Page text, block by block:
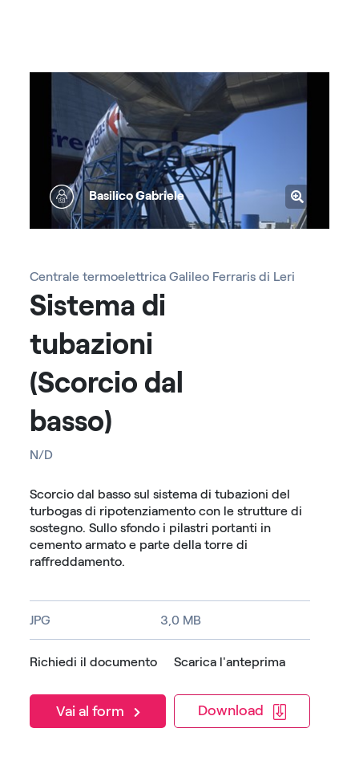
Basilico Gabriele
Centrale termoelettrica Galileo Ferraris di Leri
Sistema di
tubazioni
(Scorcio dal
basso)
N/D
Scorcio dal basso sul sistema di tubazioni del
turbogas di ripotenziamento con le strutture di
sostegno. Sullo sfondo i pilastri portanti in
cemento armato e parte della torre di
raffreddamento.
JPG 3,0 MB
Richiedi il documento
Vai al form
Scarica l'anteprima
Download